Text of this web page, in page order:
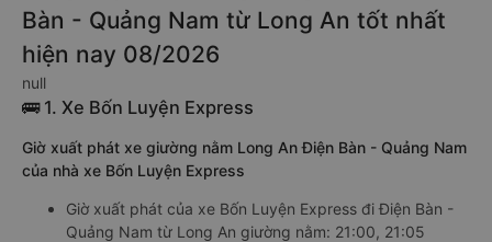
Bàn - Quảng Nam từ Long An tốt nhất
hiện nay 08/2026
null
🚌 1. Xe Bốn Luyện Express
Giờ xuất phát xe giường nằm Long An Điện Bàn - Quảng Nam
của nhà xe Bốn Luyện Express
Giờ xuất phát của xe Bốn Luyện Express đi Điện Bàn -
Quảng Nam từ Long An giường nằm: 21:00, 21:05